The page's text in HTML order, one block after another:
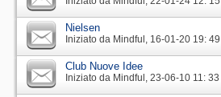
Nielsen
Iniziato da Mindful‎, 16-01-20 19: 49
Club Nuove Idee
Iniziato da Mindful‎, 23-06-10 11: 33